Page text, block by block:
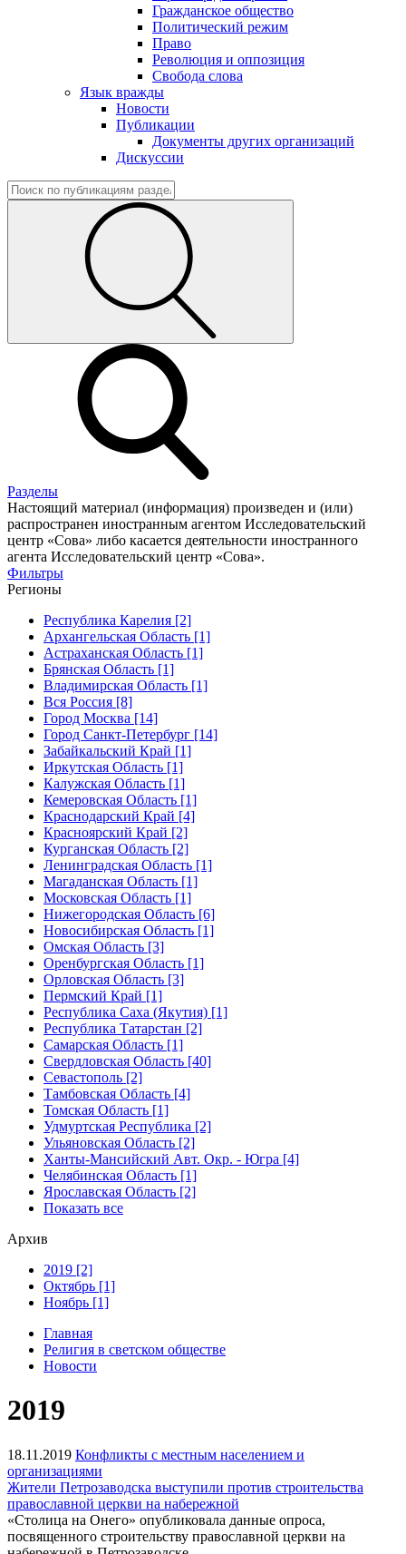
Гражданское общество
Политический режим
Право
Революция и оппозиция
Свобода слова
Язык вражды
Новости
Публикации
Документы других организаций
Дискуссии
Разделы
Настоящий материал (информация) произведен и (или)
распространен иностранным агентом Исследовательский
центр «Сова» либо касается деятельности иностранного
агента Исследовательский центр «Сова».
Фильтры
Регионы
Республика Карелия [2]
Архангельская Область [1]
Астраханская Область [1]
Брянская Область [1]
Владимирская Область [1]
Вся Россия [8]
Город Москва [14]
Город Санкт-Петербург [14]
Забайкальский Край [1]
Иркутская Область [1]
Калужская Область [1]
Кемеровская Область [1]
Краснодарский Край [4]
Красноярский Край [2]
Курганская Область [2]
Ленинградская Область [1]
Магаданская Область [1]
Московская Область [1]
Нижегородская Область [6]
Новосибирская Область [1]
Омская Область [3]
Оренбургская Область [1]
Орловская Область [3]
Пермский Край [1]
Республика Саха (Якутия) [1]
Республика Татарстан [2]
Самарская Область [1]
Свердловская Область [40]
Севастополь [2]
Тамбовская Область [4]
Томская Область [1]
Удмуртская Республика [2]
Ульяновская Область [2]
Ханты-Мансийский Авт. Окр. - Югра [4]
Челябинская Область [1]
Ярославская Область [2]
Показать все
Архив
2019 [2]
Октябрь [1]
Ноябрь [1]
Главная
Религия в светском обществе
Новости
2019
18.11.2019 Конфликты с местным населением и
организациями
Жители Петрозаводска выступили против строительства
православной церкви на набережной
«Столица на Онего» опубликовала данные опроса,
посвященного строительству православной церкви на